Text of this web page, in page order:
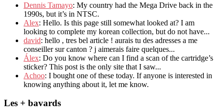
Dennis Tamayo: My country had the Mega Drive back in the
1990s, but it’s in NTSC.
Alex: Hello. Is this page still somewhat looked at? I am
looking to complete my korean collection, but do not have...
david: hello , tres bel article ! aurais tu des adresses a me
conseiller sur canton ? j aimerais faire quelques...
Álex: Do you know where can I find a scan of the cartridge’s
sticker? This post is the only site that I saw...
Achoo: I bought one of these today. If anyone is interested in
knowing anything about it, let me know.
Les + bavards